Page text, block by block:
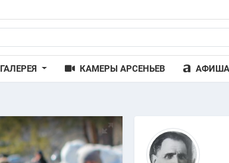
ГАЛЕРЕЯ КАМЕРЫ АРСЕНЬЕВ АФИША